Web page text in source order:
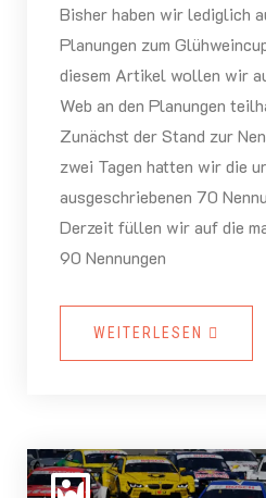
Bisher haben wir lediglich
Planungen zum
diesem Artikel wollen wir
Web an den Planungen
Zunächst der Stand zur
zwei Tagen hatten wir die
ausgeschriebenen 70
Derzeit füllen wir auf die
90 Nennungen
WEITERLESEN